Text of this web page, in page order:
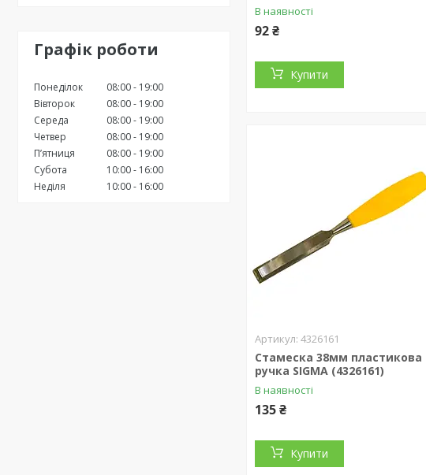
Графік роботи
Понеділок 08:00
19:00
Вівторок
08:00
19:00
Середа
08:00
19:00
Четвер
08:00
19:00
Пʼятниця
08:00
19:00
Субота
10:00
16:00
Неділя
10:00 16:00
В наявності
92 ₴
Купити
4326161
Стамеска 38мм пластикова
ручка SIGMA (4326161)
В наявності
135 ₴
Купити